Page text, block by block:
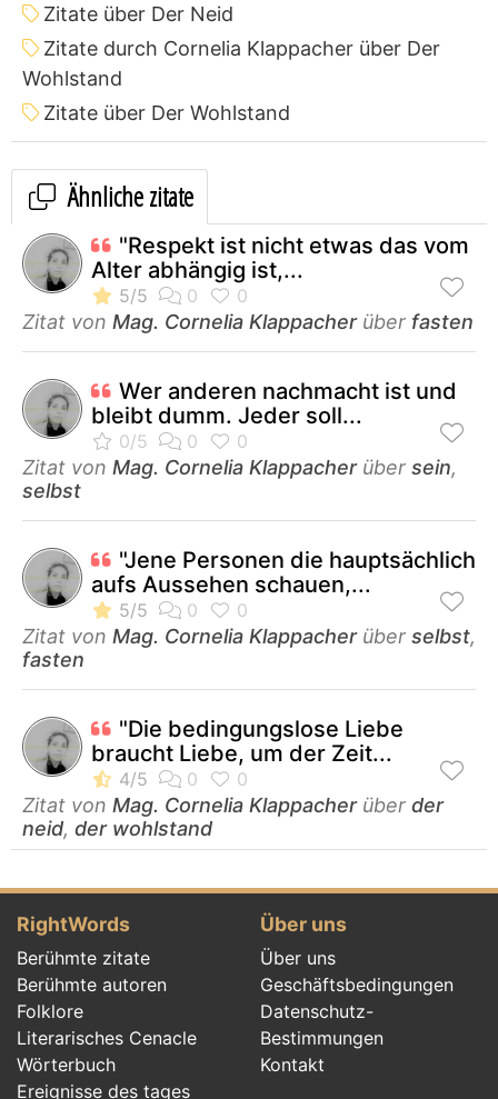
Zitate über Der Neid
Zitate durch Cornelia Klappacher über Der
Wohlstand
Zitate über Der Wohlstand
Ähnliche zitate
"Respekt ist nicht etwas das vom
Alter abhängig ist,...
Zitat von Mag. Cornelia Klappacherüber fasten
Wer anderen nachmacht ist und
bleibt dumm. Jeder soll...
Zitat von Mag. Cornelia Klappacherüber sein,
selbst
"Jene Personen die hauptsächlich
aufs Aussehen schauen,...
Zitat von Mag. Cornelia Klappacherüber selbst,
fasten
"Die bedingungslose Liebe
braucht Liebe, um der Zeit...
Zitat von Mag. Cornelia Klappacherüber der
neid, der wohlstand
RightWords
Berühmte zitate
Berühmte autoren
Folklore
Literarisches Cenacle
Wörterbuch
Ereignisse des tages
Über uns
Über uns
Geschäftsbedingungen
Datenschutz-
Bestimmungen
Kontakt